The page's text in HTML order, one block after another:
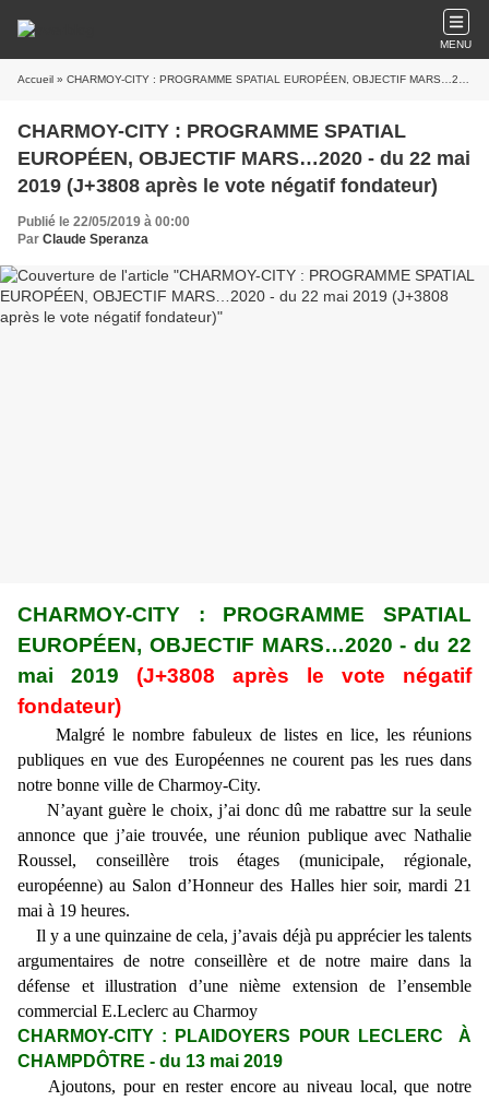
MENU
Accueil » CHARMOY-CITY : PROGRAMME SPATIAL EUROPÉEN, OBJECTIF MARS…2020 - du 22 mai 2019 (J+3808 après le vote négatif fondateur)
CHARMOY-CITY : PROGRAMME SPATIAL
EUROPÉEN, OBJECTIF MARS…2020 - du 22 mai
2019 (J+3808 après le vote négatif fondateur)
Publié le 22/05/2019 à 00:00
Par Claude Speranza
CHARMOY-CITY : PROGRAMME SPATIAL
EUROPÉEN, OBJECTIF MARS…2020 - du 22
mai 2019 (J+3808 après le vote négatif
fondateur)
Malgré le nombre fabuleux de listes en lice, les réunions
publiques en vue des Européennes ne courent pas les rues dans
notre bonne ville de Charmoy-City.
N’ayant guère le choix, j’ai donc dû me rabattre sur la seule
annonce que j’aie trouvée, une réunion publique avec Nathalie
Roussel, conseillère trois étages (municipale, régionale,
européenne) au Salon d’Honneur des Halles hier soir, mardi 21
mai à 19 heures.
Il y a une quinzaine de cela, j’avais déjà pu apprécier les talents
argumentaires de notre conseillère et de notre maire dans la
défense et illustration d’une nième extension de l’ensemble
commercial E.Leclerc au Charmoy
CHARMOY-CITY : PLAIDOYERS POUR LECLERC À
CHAMPDÔTRE - du 13 mai 2019
Ajoutons, pour en rester encore au niveau local, que notre